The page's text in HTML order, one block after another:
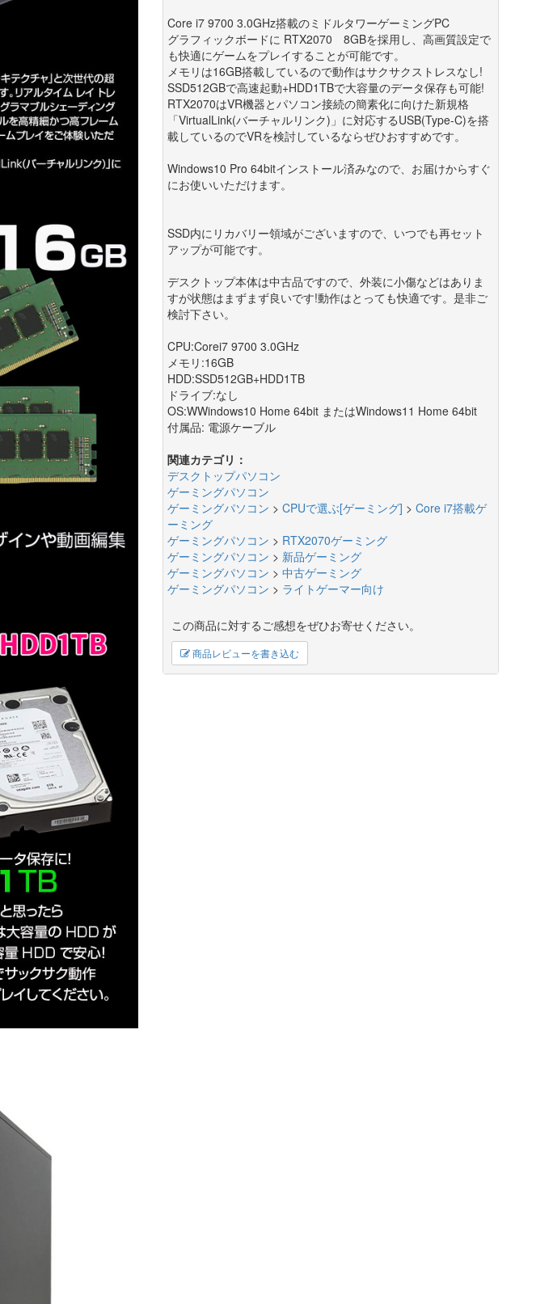
Core i7 9700 3.0GHz搭載のミドルタワーゲーミングPC
グラフィックボードに RTX2070 8GBを採用し、高画質設定で
も快適にゲームをプレイすることが可能です。
メモリは16GB搭載しているので動作はサクサクストレスなし!
SSD512GBで高速起動+HDD1TBで大容量のデータ保存も可能!
RTX2070はVR機器とパソコン接続の簡素化に向けた新規格
「VirtualLink(バーチャルリンク)」に対応するUSB(Type-C)を搭
載しているのでVRを検討しているならぜひおすすめです。
Windows10 Pro 64bitインストール済みなので、お届けからすぐ
にお使いいただけます。
SSD内にリカバリー領域がございますので、いつでも再セット
アップが可能です。
デスクトップ本体は中古品ですので、外装に小傷などはありま
すが状態はまずまず良いです!動作はとっても快適です。是非ご
検討下さい。
CPU:Corei7 9700 3.0GHz
メモリ:16GB
HDD:SSD512GB+HDD1TB
ドライブ:なし
OS:WWindows10 Home 64bit またはWindows11 Home 64bit
付属品: 電源ケーブル
関連カテゴリ：
デスクトップパソコン
ゲーミングパソコン
ゲーミングパソコン > CPUで選ぶ[ゲーミング] > Core i7搭載ゲ
ーミング
ゲーミングパソコン > RTX2070ゲーミング
ゲーミングパソコン > 新品ゲーミング
ゲーミングパソコン > 中古ゲーミング
ゲーミングパソコン > ライトゲーマー向け
この商品に対するご感想をぜひお寄せください。
商品レビューを書き込む